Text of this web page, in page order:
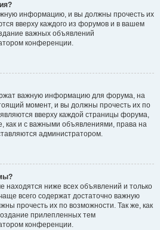
информацию, и вы должны прочесть их
вверху каждого из форумов и в вашем
важных объявлений
конференции.
важную информацию для форума, на
момент, и вы должны прочесть их по
вверху каждой страницы форума,
как и с важными объявлениями, права на
администратором.
ниже всех объявлений и только
всего содержат достаточно важную
прочесть их по возможности. Так же, как
прилепленных тем
конференции.